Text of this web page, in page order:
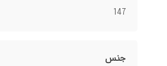
147
جنس